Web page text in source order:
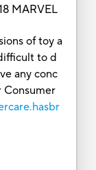
MARVEL
of toy a
to d
any conc
Consumer